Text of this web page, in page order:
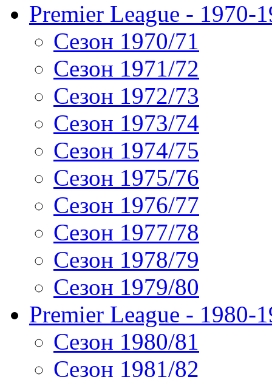
Premier League - 1970-
Сезон 1970/71
Сезон 1971/72
Сезон 1972/73
Сезон 1973/74
Сезон 1974/75
Сезон 1975/76
Сезон 1976/77
Сезон 1977/78
Сезон 1978/79
Сезон 1979/80
Premier League - 1980-
Сезон 1980/81
Сезон 1981/82